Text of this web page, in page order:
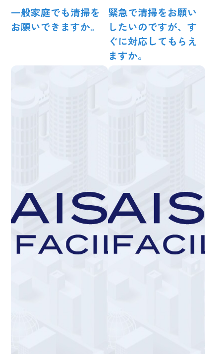
一般家庭でも清掃を
お願いできますか。
緊急で清掃をお願い
したいのですが、す
ぐに対応してもらえ
ますか。